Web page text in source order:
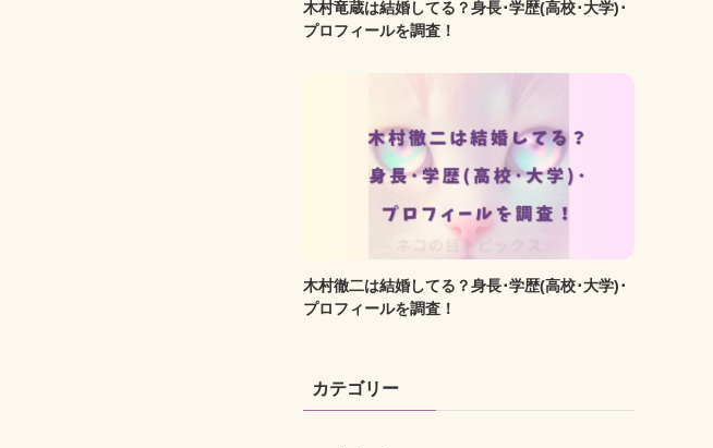
木村竜蔵は結婚してる？身長･学歴(高校･大学)･
プロフィールを調査！
木村徹二は結婚してる？身長･学歴(高校･大学)･
プロフィールを調査！
カテゴリー